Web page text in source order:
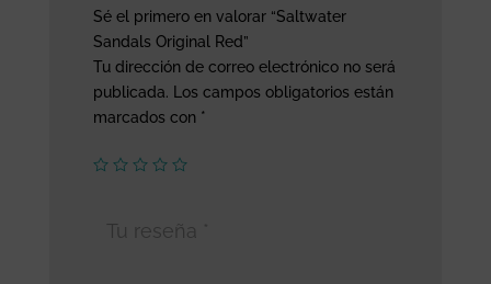
Sé el primero en valorar “Saltwater
Sandals Original Red”
Tu dirección de correo electrónico no será
publicada. Los campos obligatorios están
marcados con *